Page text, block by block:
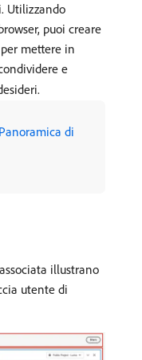
Utilizzando
puoi creare
mettere in
e
Panoramica di
illustrano
utente di